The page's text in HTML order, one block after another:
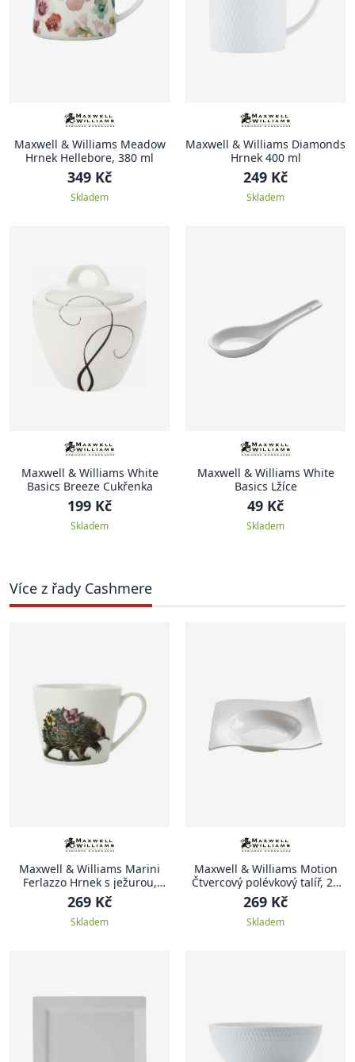
Maxwell & Williams Meadow
Hrnek Hellebore, 380 ml
349 Kč
Skladem
Maxwell & Williams Diamonds
Hrnek 400 ml
249 Kč
Skladem
Maxwell & Williams White
Basics Breeze Cukřenka
199 Kč
Skladem
Maxwell & Williams White
Basics Lžíce
49 Kč
Skladem
Více z řady Cashmere
Maxwell & Williams Marini
Ferlazzo Hrnek s ježurou,
kolorovaný
269 Kč
Skladem
Maxwell & Williams Motion
Čtvercový polévkový talíř, 22
cm
269 Kč
Skladem